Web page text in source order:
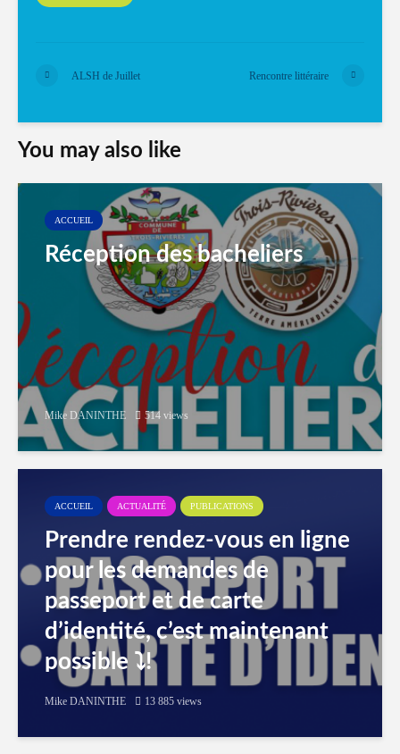
ALSH de Juillet Rencontre littéraire
You may also like
ACCUEIL
Réception des bacheliers
Mike DANINTHE 514 views
ACCUEIL ACTUALITÉ PUBLICATIONS
Prendre rendez-vous en ligne
pour les demandes de
passeport et de carte
d’identité, c’est maintenant
possible ⤵️!
Mike DANINTHE 13 885 views